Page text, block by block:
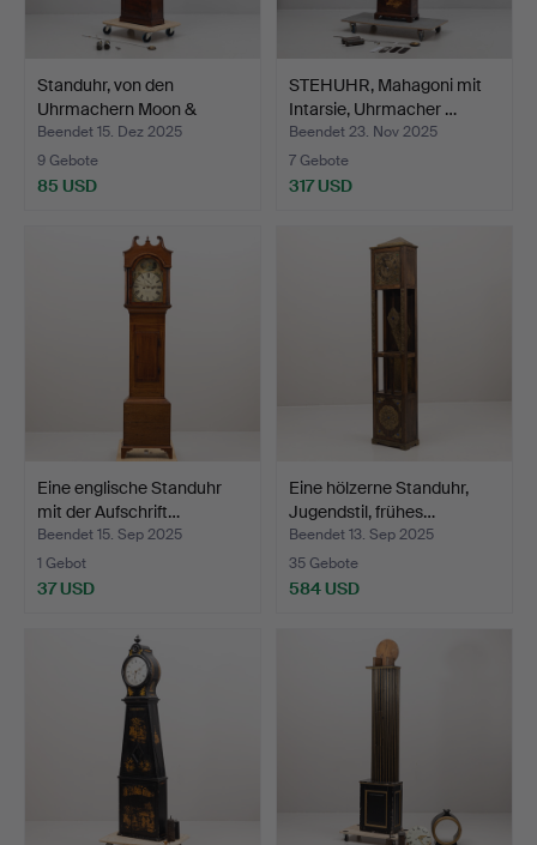
Standuhr, von den
Uhrmachern Moon &
Edward…
Beendet 15. Dez 2025
9 Gebote
85 USD
STEHUHR, Mahagoni mit
Intarsie, Uhrmacher …
Beendet 23. Nov 2025
7 Gebote
317 USD
Eine englische Standuhr
mit der Aufschrift…
Beendet 15. Sep 2025
1 Gebot
37 USD
Eine hölzerne Standuhr,
Jugendstil, frühes…
Beendet 13. Sep 2025
35 Gebote
584 USD